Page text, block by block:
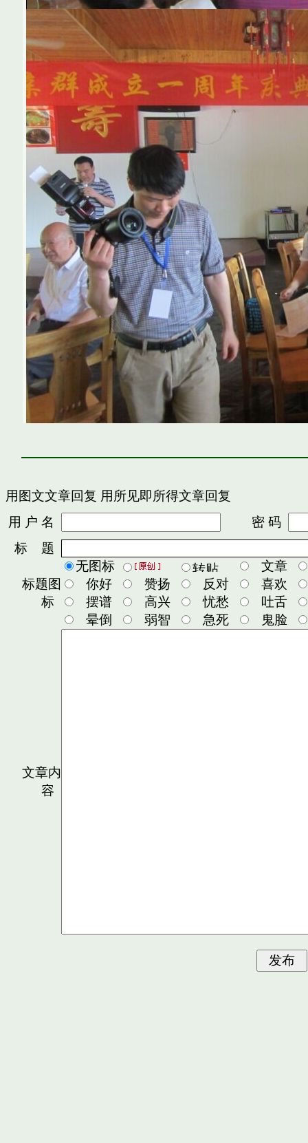
用图文文章回复 用所见即所得文章回复
用 户 名
密 码
标 题
标题图
标
无图标
文章
你好
赞扬 反对
喜欢
摆谱
高兴 忧愁
吐舌
晕倒
弱智 急死 鬼脸
文章内
容